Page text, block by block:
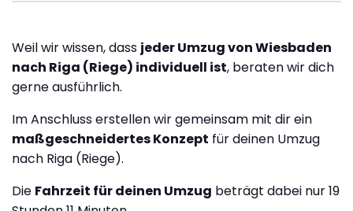
Weil wir wissen, dass jeder Umzug von Wiesbaden
nach Riga (Riege) individuell ist, beraten wir dich
gerne ausführlich.
Im Anschluss erstellen wir gemeinsam mit dir ein
maßgeschneidertes Konzept für deinen Umzug
nach Riga (Riege).
Die Fahrzeit für deinen Umzug beträgt dabei nur 19